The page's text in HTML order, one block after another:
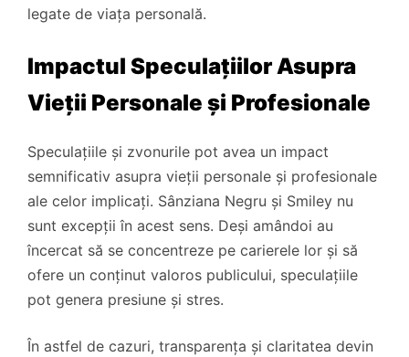
legate de viața personală.
Impactul Speculațiilor Asupra
Vieții Personale și Profesionale
Speculațiile și zvonurile pot avea un impact
semnificativ asupra vieții personale și profesionale
ale celor implicați. Sânziana Negru și Smiley nu
sunt excepții în acest sens. Deși amândoi au
încercat să se concentreze pe carierele lor și să
ofere un conținut valoros publicului, speculațiile
pot genera presiune și stres.
În astfel de cazuri, transparența și claritatea devin